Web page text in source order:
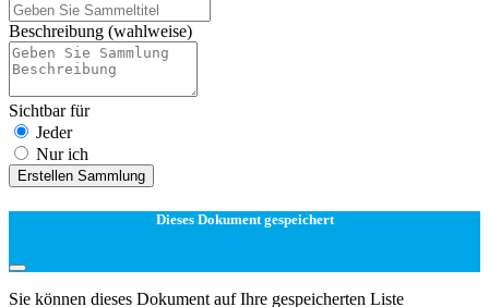
Beschreibung (wahlweise)
Sichtbar für
Jeder
Nur ich
Erstellen Sammlung
Dieses Dokument gespeichert
Sie können dieses Dokument auf Ihre gespeicherten Liste